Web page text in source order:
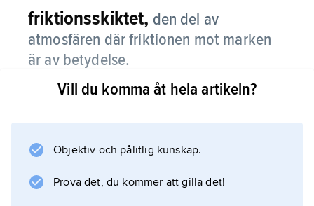
friktionsskiktet, den del av
atmosfären där friktionen mot marken
är av betydelse.
Information om artikeln
Vill du komma åt hela artikeln?
Objektiv och pålitlig kunskap.
Prova det, du kommer att gilla det!